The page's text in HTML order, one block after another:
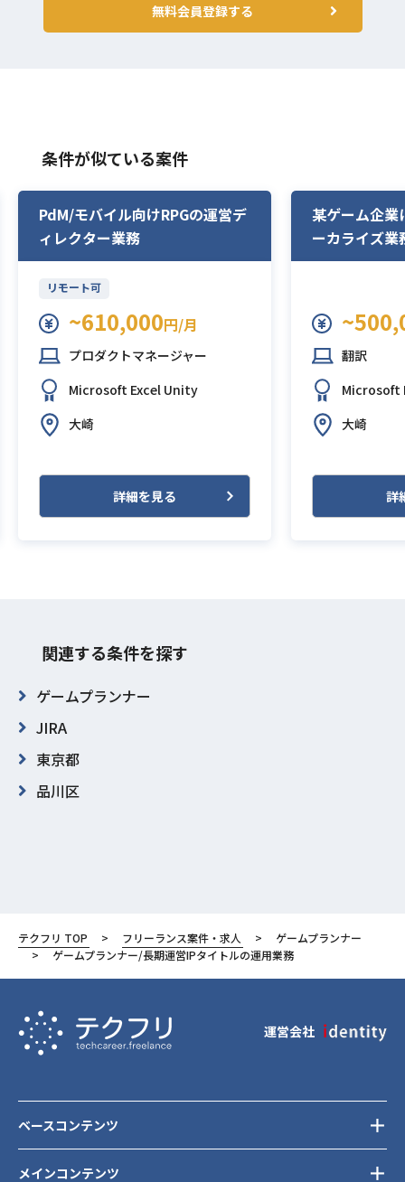
無料会員登録する
条件が似ている案件
PdM/モバイル向けRPGの運営デ
ィレクター業務
リモート可
~610,000円/月
プロダクトマネージャー
Microsoft Excel Unity
大崎
詳細を見る
某ゲーム企業
ーカライズ業
翻訳
Microsoft
大崎
詳
関連する条件を探す
ゲームプランナー
JIRA
東京都
品川区
テクフリ TOP フリーランス案件・求人
ゲームプランナー
ゲームプランナー/長期運営IPタイトルの運用業務
運営会社
メインコンテンツ
ベースコンテンツ